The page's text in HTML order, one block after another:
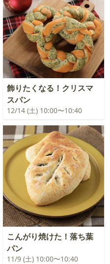
飾りたくなる！クリスマ
スパン
12/14 (土) 10:00〜10:40
こんがり焼けた！落ち葉
パン
11/9 (土) 10:00〜10:40